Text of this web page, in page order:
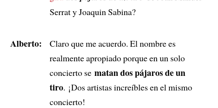
Serrat y Joaquin Sabina?
Alberto:
Claro que me acuerdo. El nombre es
realmente apropiado porque en un solo
concierto se matan dos pájaros de un
tiro. ¡Dos artistas increíbles en el mismo
concierto!